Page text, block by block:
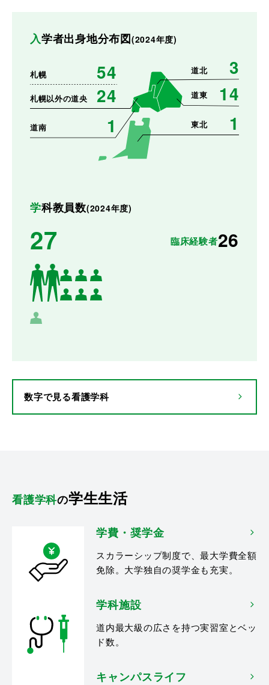
入学者出身地分布図(2024年度)
札幌 54
札幌以外の道央 24
道南 1
道北 3
道東 14
東北 1
学科教員数(2024年度)
27 臨床経験者26
数字で見る看護学科
看護学科の学生生活
学費・奨学金
スカラーシップ制度で、最大学費全額
免除。大学独自の奨学金も充実。
学科施設
道内最大級の広さを持つ実習室とベッ
ド数。
キャンパスライフ